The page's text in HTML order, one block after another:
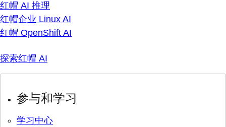
红帽 AI 推理
红帽企业 Linux AI
红帽 OpenShift AI
探索红帽 AI
参与和学习
学习中心